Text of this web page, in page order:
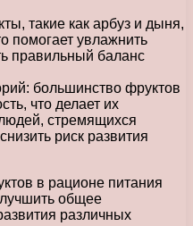
такие как арбуз и дыня,
помогает увлажнить
правильный баланс
большинство фруктов
что делает их
стремящихся
риск развития
в рационе питания
общее
различных